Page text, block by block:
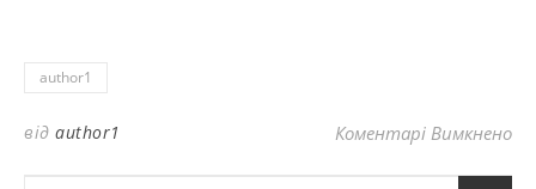
author1
від author1 Коментарі Вимкненодо